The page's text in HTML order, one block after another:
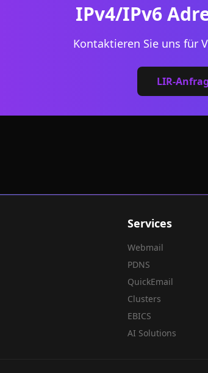
IPv4/IPv6
Kontaktieren Sie uns für
LIR-
Services
Webmail
PDNS
QuickEmail
Clusters
EBICS
AI Solutions